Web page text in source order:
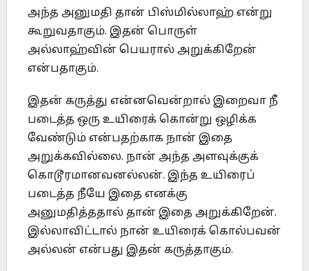
அந்த அனுமதி தான் பிஸ்மில்லாஹ் என்று
கூறுவதாகும். இதன் பொருள்
அல்லாஹ்வின் பெயரால் அறுக்கிறேன்
என்பதாகும்.
இதன் கருத்து என்னவென்றால் இறைவா நீ
படைத்த ஒரு உயிரைக் கொன்று ஒழிக்க
வேண்டும் என்பதற்காக நான் இதை
அறுக்கவில்லை. நான் அந்த அளவுக்குக்
கொடூரமானவனல்லன். இந்த உயிரைப்
படைத்த நீயே இதை எனக்கு
அனுமதித்ததால் தான் இதை அறுக்கிறேன்.
இல்லாவிட்டால் நான் உயிரைக் கொல்பவன்
அல்லன் என்பது இதன் கருத்தாகும்.